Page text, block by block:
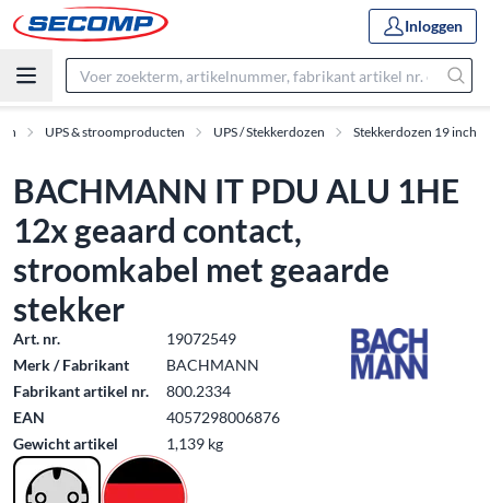
Inloggen
UPS & stroomproducten UPS / Stekkerdozen Stekkerdozen 19 inch
BACHMANN IT PDU ALU 1HE
12x geaard contact,
stroomkabel met geaarde
stekker
Art. nr.
19072549
Merk / Fabrikant
BACHMANN
Fabrikant artikel nr.
800.2334
EAN
4057298006876
Gewicht artikel
1,139 kg